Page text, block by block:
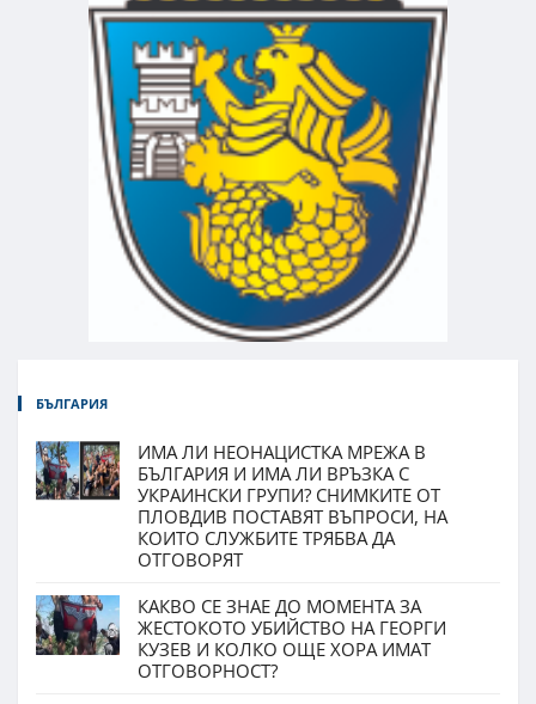
БЪЛГАРИЯ
ИМА ЛИ НЕОНАЦИСТКА МРЕЖА В
БЪЛГАРИЯ И ИМА ЛИ ВРЪЗКА С
УКРАИНСКИ ГРУПИ? СНИМКИТЕ ОТ
ПЛОВДИВ ПОСТАВЯТ ВЪПРОСИ, НА
КОИТО СЛУЖБИТЕ ТРЯБВА ДА
ОТГОВОРЯТ
КАКВО СЕ ЗНАЕ ДО МОМЕНТА ЗА
ЖЕСТОКОТО УБИЙСТВО НА ГЕОРГИ
КУЗЕВ И КОЛКО ОЩЕ ХОРА ИМАТ
ОТГОВОРНОСТ?